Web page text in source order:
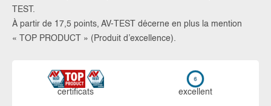
TEST.
À partir de 17,5 points, AV-TEST décerne en plus la mention
« TOP PRODUCT » (Produit d’excellence).
certi­ficats ex­cellent